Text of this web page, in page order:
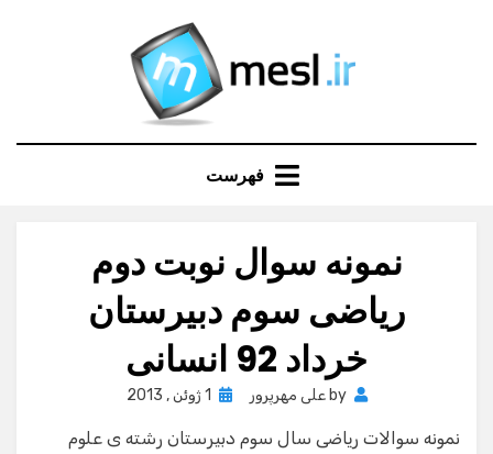
فهرست
نمونه سوال نوبت دوم
ریاضی سوم دبیرستان
خرداد 92 انسانی
by علی مهرپرور
Posted
1 ژوئن , 2013
نمونه سوالات ریاضی سال سوم دبیرستان رشته ی علوم